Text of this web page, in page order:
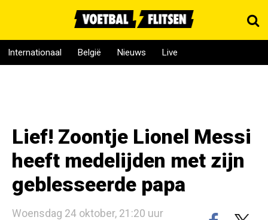
Internationaal België Nieuws Live
Lief! Zoontje Lionel Messi
heeft medelijden met zijn
geblesseerde papa
Woensdag 24 oktober, 21:20 uur